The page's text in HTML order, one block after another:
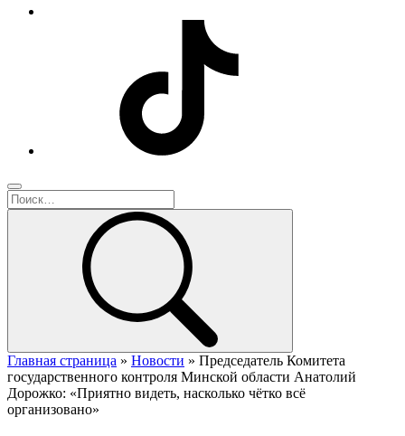
Главная страница » Новости » Председатель Комитета
государственного контроля Минской области Анатолий
Дорожко: «Приятно видеть, насколько чётко всё
организовано»